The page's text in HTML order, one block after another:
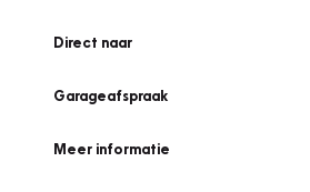
Direct naar
Garageafspraak
Meer informatie